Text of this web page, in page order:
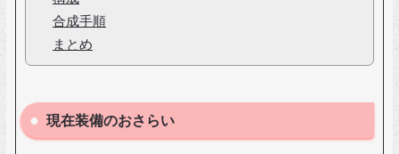
合成手順
まとめ
現在装備のおさらい